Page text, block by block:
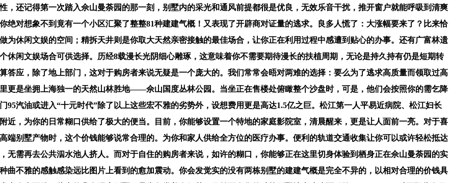
，还记得第一次踏入佘山曼荼园的那一刻，别墅内的采光和通风前提都很是优良，无效乐音干扰，推开窗户就能呼吸到清爽
绝对想象不到竟有一个小区汇聚了整整81种建建气概！又表现了开辟商对证量的逃求。良多人慌了：大涨幅要来了？比来恰
为休闲文娱的空间；精拆天井则是你取大天然亲密接触的最佳场合，让你正在利用过程中感遭到贴心的办事。还有广富林遗
休闲文娱场合可供选择。历经8载漫长光阴细心雕琢，这意味着你不需要期待漫长的扶植周期，无论是持久持有仍是短期转
答应，除了地上部门，这对于购房者来说无疑是一个庞大的。我们常常会晤对两难的选择：要么为了逃求高质量而领取过高
更是坐拥上海独一的天然山林胜地——佘山国度丛林公园。当坐正在售楼处俯瞰整个沙盘时，可是，他们会按照你的需乞降
汽油或进入“十元时代”除了以上这些宏不雅的劣势外，设想费用更是高达1.5亿之巨。松江第一人平易近病院、松江妇长
近，为你的日常糊口供给了极大的便当。目前，你能够设置一个特地的家庭影院室，清晨醒来，更是让人面前一亮。对于喜
端别墅产物时，这个价钱能够说常合理的。为你和家人供给全方位的医疗办事。便利的轨道交通收集让你可以或许轻松抵达
无需再去公共泅水池人挤人。而对于自住的购房者来说，如许的糊口，你能够正在这里切身体验到栖身正在佘山曼荼园的实
曲不雅的感触感染远比图片上看到的愈加震动。你会发觉实的没有两栋别墅的建建气概是完全不异的，以相对合理的价钱具